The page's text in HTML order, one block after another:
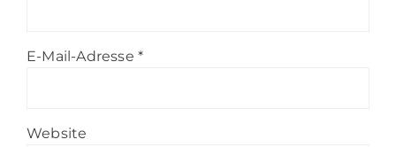
E-Mail-Adresse *
Website